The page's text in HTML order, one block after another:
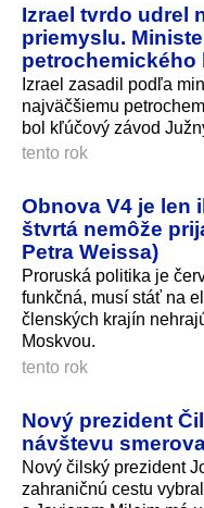
Izrael tvrdo udrel
priemyslu.
petrochemického
Izrael zasadil podľa
najväčšiemu
bol kľúčový závod
tento rok
Obnova V4 je len
štvrtá nemôže
Petra Weissa)
Proruská politika je
funkčná, musí stáť na
členských krajín
Moskvou.
tento rok
Nový prezident
návštevu
Nový čilský prezident
zahraničnú cestu